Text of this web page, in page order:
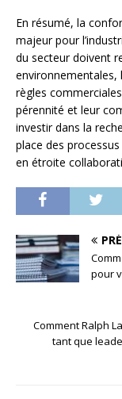
En résumé, la
majeur pour
du secteur doivent
environnementales,
règles
pérennité et leur
investir dans la
place des
en étroite
pour
Comment Ralph
tant que